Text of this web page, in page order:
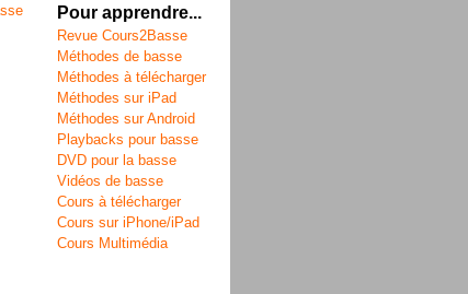
Pour apprendre...
Revue Cours2Basse
Méthodes de basse
Méthodes à télécharger
Méthodes sur iPad
Méthodes sur Android
Playbacks pour basse
DVD pour la basse
Vidéos de basse
Cours à télécharger
Cours sur iPhone/iPad
Cours Multimédia